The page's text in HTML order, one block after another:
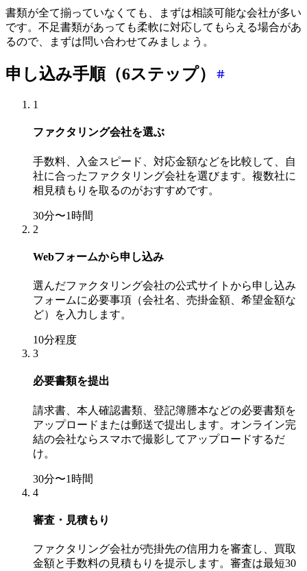
書類が全て揃っていなくても、まずは相談可能な会社が多い
です。不足書類があっても柔軟に対応してもらえる場合があ
るので、まずは問い合わせてみましょう。
申し込み手順（6ステップ）
1
ファクタリング会社を選ぶ
手数料、入金スピード、対応金額などを比較して、自
社に合ったファクタリング会社を選びます。複数社に
相見積もりを取るのがおすすめです。
30分〜1時間
2
Webフォームから申し込み
選んだファクタリング会社の公式サイトから申し込み
フォームに必要事項（会社名、売掛金額、希望金額な
ど）を入力します。
10分程度
3
必要書類を提出
請求書、本人確認書類、登記簿謄本などの必要書類を
アップロードまたは郵送で提出します。オンライン完
結の会社ならスマホで撮影してアップロードするだ
け。
30分〜1時間
4
審査・見積もり
ファクタリング会社が売掛先の信用力を審査し、買取
金額と手数料の見積もりを提示します。審査は最短30